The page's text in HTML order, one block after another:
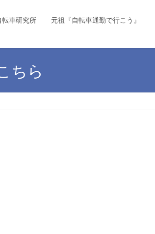
転車研究所 元祖『自転車通勤で行こう』
ちら